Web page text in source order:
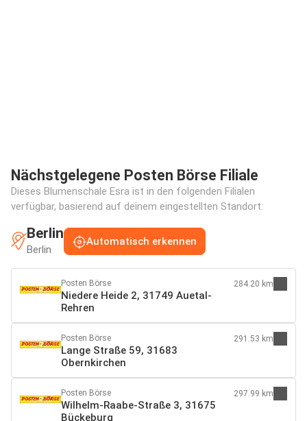
Nächstgelegene Posten Börse Filiale
Dieses Blumenschale Esra ist in den folgenden Filialen
verfügbar, basierend auf deinem eingestellten Standort:
Berlin
Berlin
Automatisch erkennen
Posten Börse
Niedere Heide 2, 31749 Auetal-
Rehren
284.20 km
Posten Börse
Lange Straße 59, 31683
Obernkirchen
291.53 km
Posten Börse
Wilhelm-Raabe-Straße 3, 31675
Bückeburg
297.99 km